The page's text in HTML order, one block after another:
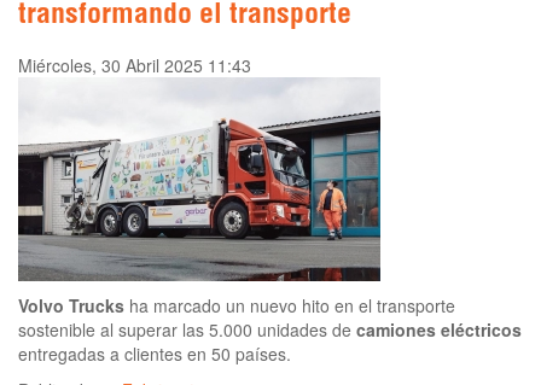
transformando el transporte
Miércoles, 30 Abril 2025 11:43
Volvo Trucks ha marcado un nuevo hito en el transporte
sostenible al superar las 5.000 unidades de camiones eléctricos
entregadas a clientes en 50 países.